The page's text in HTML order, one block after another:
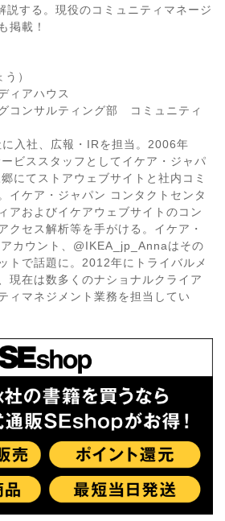
説する。現役のコミュニティマネージ
掲載！
）
ィアハウス
コンサルティング部 コミュニティ
入社、広報・IRを担当。2006年
ビススタッフとしてイケア・ジャパ
にてストアウェブサイトと社内コミ
イケア・ジャパン コンタクトセンタ
アおよびイケアウェブサイトのコン
クセス解析等を手がける。イケア・
カウント、@IKEA_jp_Annaはその
トで話題に。2012年にトライバルメ
現在は数多くのナショナルクライア
ィマネジメント業務を担当してい